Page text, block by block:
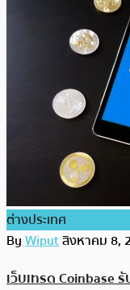
ต่างประเทศ
ByWiputสิงหาคม 8,
เว็บเทรด Coinbase